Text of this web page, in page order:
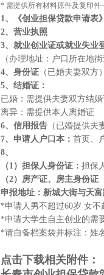
* 需提供所有材料原件及复印件
1、《创业担保贷款申请表》
2、营业执照
3、就业创业证或就业失业
（办理地址：户口所在地街
4、身份证 （已婚夫妻双方）
5、结婚证：
已婚：需提供夫妻双方结婚
离异：需提供本人离婚证
6、信用报告 （已婚提供
7、申请人户口本： 首页、
8、
（1）担保人身份证： 担保
（2）房产证、房主身份证
申报地址：新城大街与天
*申请人男不超过60岁 女不
*申请大学生自主创业的需
*请自备档案袋并标注：姓
点击下载相关附件：